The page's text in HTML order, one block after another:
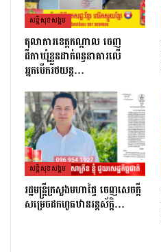
សន្តិសុខសង្គម
តុលាការខេត្តកណ្ដាល ចេញ
ដីកាឃុំខ្លួនដាក់ពន្ធនាគារលើ
អ្នកបើករថយន្ត…
សន្តិសុខសង្គម
រដ្ឋមន្ដ្រីក្រសួងមហាផ្ទៃ ចេញសេចក្តី
សម្រេចដកហូតឋានរន្តស័ក្តិ…